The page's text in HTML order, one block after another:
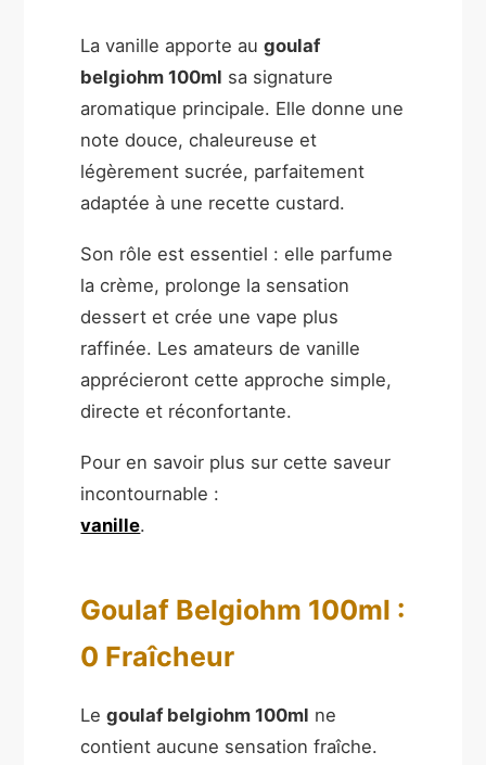
La vanille apporte augoulaf
belgiohm 100ml sa signature
aromatique principale. Elle donne une
note douce, chaleureuse et
légèrement sucrée, parfaitement
adaptée à une recette custard.
Son rôle est essentiel : elle parfume
la crème, prolonge la sensation
dessert et crée une vape plus
raffinée. Les amateurs de vanille
apprécieront cette approche simple,
directe et réconfortante.
Pour en savoir plus sur cette saveur
incontournable :
vanille.
Goulaf Belgiohm 100ml :
0 Fraîcheur
Legoulaf belgiohm 100ml ne
contient aucune sensation fraîche.